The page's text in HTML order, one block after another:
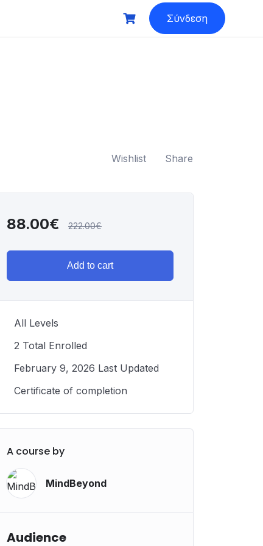
Σύνδεση
Wishlist Share
88.00€ 222.00€
Add to cart
All Levels
2 Total Enrolled
February 9, 2026 Last Updated
Certificate of completion
A course by
MindBeyond
Audience